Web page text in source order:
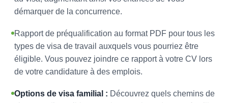
démarquer de la concurrence.
Rapport de préqualification au format PDF pour tous les
types de visa de travail auxquels vous pourriez être
éligible. Vous pouvez joindre ce rapport à votre CV lors
de votre candidature à des emplois.
Options de visa familial : Découvrez quels chemins de